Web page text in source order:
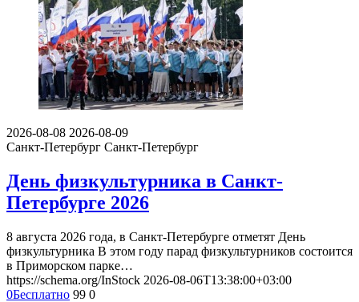
2026-08-08 2026-08-09
Санкт-Петербург Санкт-Петербург
День физкультурника в Санкт-
Петербурге 2026
8 августа 2026 года, в Санкт-Петербурге отметят День
физкультурника В этом году парад физкультурников состоится
в Приморском парке…
https://schema.org/InStock 2026-08-06T13:38:00+03:00
0Бесплатно 99 0